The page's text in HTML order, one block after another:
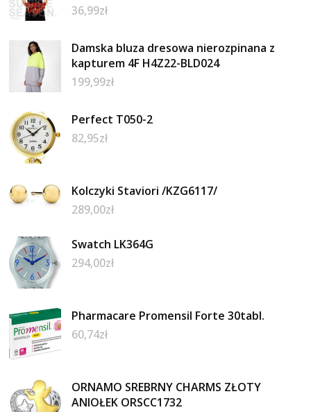
36,99zł
Damska bluza dresowa nierozpinana z
kapturem 4F H4Z22-BLD024
199,99zł
Perfect T050-2
82,95zł
Kolczyki Staviori /KZG6117/
289,00zł
Swatch LK364G
294,00zł
Pharmacare Promensil Forte 30tabl.
60,74zł
ORNAMO SREBRNY CHARMS ZŁOTY
ANIOŁEK ORSCC1732